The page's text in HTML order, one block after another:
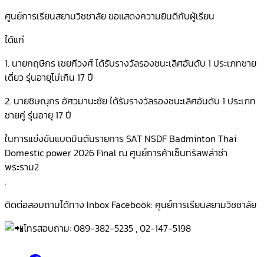
ศูนย์การเรียนสยามวิชชาลัย ขอแสดงความยินดีกับผู้เรียน
ได้แก่
1. นายกฤษิกร เชยกีวงศ์ ได้รับรางวัลรองชนะเลิศอันดับ 1 ประเภทชาย
เดี่ยว รุ่นอายุไม่เกิน 17 ปี
2. นายชิษณุกร อัศวมานะชัย ได้รับรางวัลรองชนะเลิศอันดับ 1 ประเภท
ชายคู่ รุ่นอายุ 17 ปี
ในการแข่งขันแบดมินตันรายการ SAT NSDF Badminton Thai
Domestic power 2026 Final ณ ศูนย์การค้าเซ็นทรัลพล่าซ่า
พระราม2
.
ติดต่อสอบถามได้ทาง Inbox Facebook: ศูนย์การเรียนสยามวิชชาลัย
โทรสอบถาม: 089-382-5235 , 02-147-5198